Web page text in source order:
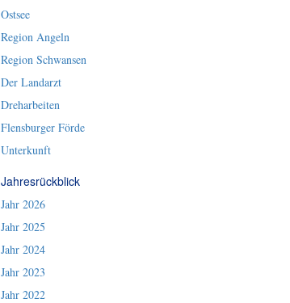
Ostsee
Region Angeln
Region Schwansen
Der Landarzt
Dreharbeiten
Flensburger Förde
Unterkunft
Jahresrückblick
Jahr 2026
Jahr 2025
Jahr 2024
Jahr 2023
Jahr 2022